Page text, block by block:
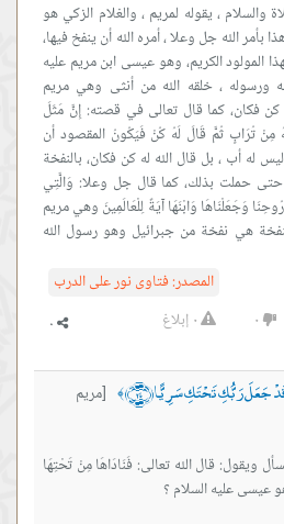
والسلام ، يقوله لمريم ، والغلام الزكي هو
بأمر الله جل وعلا ، أمره الله أن ينفخ فيها،
المولود الكريم، وهو عيسى ابن مريم عليه
ورسوله ، خلقه الله من أنثى وهي مريم
كن فكان، كما قال تعالى في قصته: إِنَّ مَثَلَ
مِنْ تُرَابٍ ثُمَّ قَالَ لَهُ كُنْ فَيَكُونُ المقصود أن
له أب ، بل قال الله له كن فكان، بالنفخة
حملت بذلك، كما قال جل وعلا: وَالَّتِي
وَجَعَلْنَاهَا وَابْنَهَا آيَةً لِلْعَالَمِينَ وهي مريم
هي نفخة من جبرائيل وهو رسول الله
المصدر:فتاوى نور على الدرب
٠ ٠ إبلاغ
جَعَلَ رَبُّكِ تَحْتَكِ سَرِيًّا ﴿٢٤﴾ ﴾
[مريم
ويقول: قال الله تعالى: فَنَادَاهَا مِنْ تَحْتِهَا